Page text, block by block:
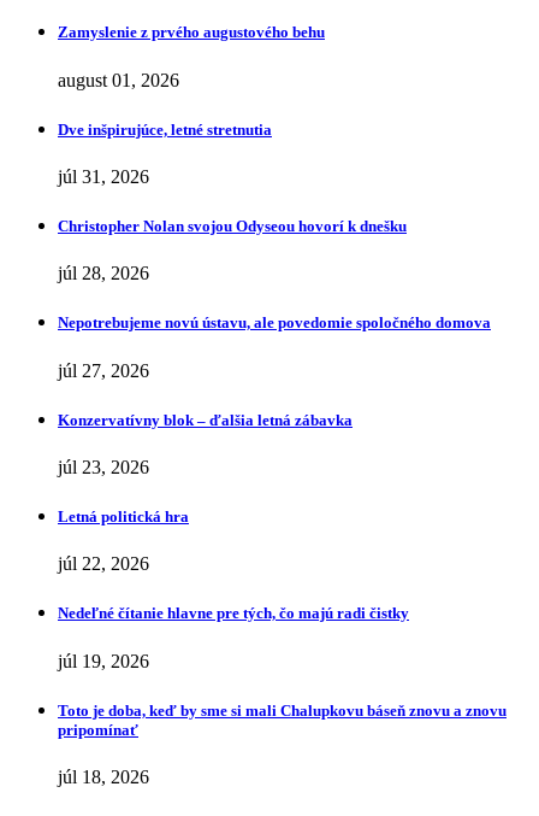
Zamyslenie z prvého augustového behu
august 01, 2026
Dve inšpirujúce, letné stretnutia
júl 31, 2026
Christopher Nolan svojou Odyseou hovorí k dnešku
júl 28, 2026
Nepotrebujeme novú ústavu, ale povedomie spoločného domova
júl 27, 2026
Konzervatívny blok – ďalšia letná zábavka
júl 23, 2026
Letná politická hra
júl 22, 2026
Nedeľné čítanie hlavne pre tých, čo majú radi čistky
júl 19, 2026
Toto je doba, keď by sme si mali Chalupkovu báseň znovu a znovu
pripomínať
júl 18, 2026